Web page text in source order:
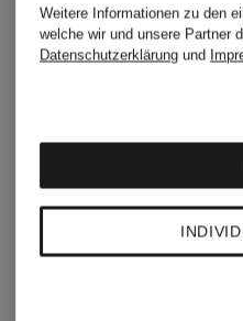
CHF
CHF 100
Weitere Informationen zu den
welche wir und unsere Partner
Datenschutzerklärung und